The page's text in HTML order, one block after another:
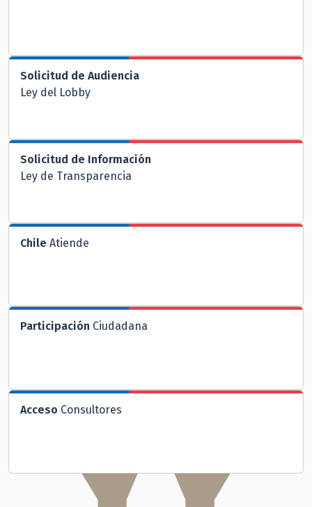
Solicitud de Audiencia
Ley del Lobby
Solicitud de Información
Ley de Transparencia
Chile Atiende
Participación Ciudadana
Acceso Consultores